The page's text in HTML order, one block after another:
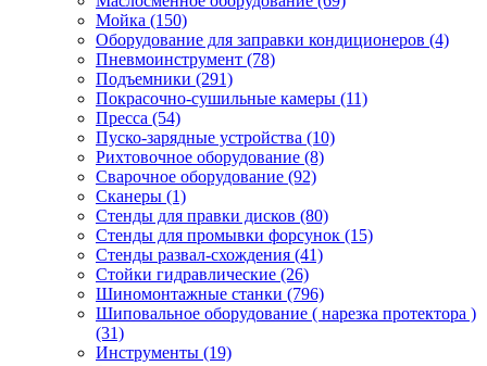
Мойка (150)
Оборудование для заправки кондиционеров (4)
Пневмоинструмент (78)
Подъемники (291)
Покрасочно-сушильные камеры (11)
Пресса (54)
Пуско-зарядные устройства (10)
Рихтовочное оборудование (8)
Сварочное оборудование (92)
Сканеры (1)
Стенды для правки дисков (80)
Стенды для промывки форсунок (15)
Стенды развал-схождения (41)
Стойки гидравлические (26)
Шиномонтажные станки (796)
Шиповальное оборудование ( нарезка протектора )
(31)
Инструменты (19)